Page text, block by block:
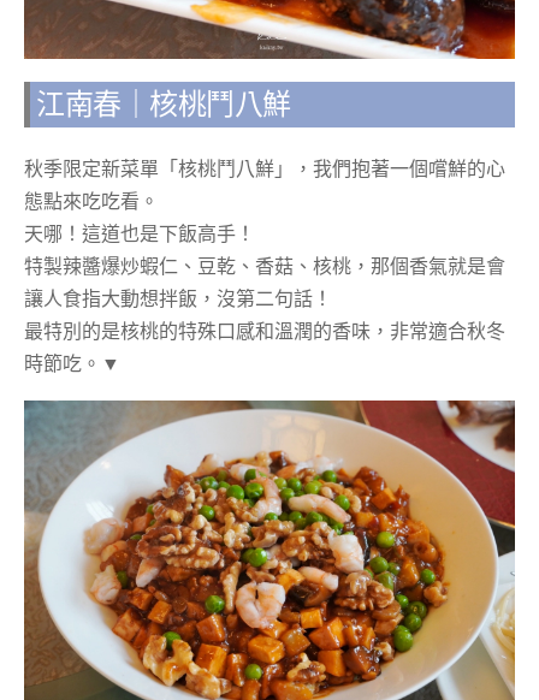
江南春｜ 核桃鬥八鮮
秋季限定新菜單「核桃鬥八鮮」，我們抱著一個嚐鮮的心
態點來吃吃看。
天哪！這道也是下飯高手！
特製辣醬爆炒蝦仁、豆乾、香菇、核桃，那個香氣就是會
讓人食指大動想拌飯，沒第二句話！
最特別的是核桃的特殊口感和溫潤的香味，非常適合秋冬
時節吃。▼